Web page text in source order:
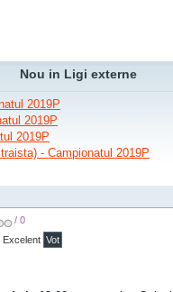
Nou in Ligi externe
2019P
2019P
2019P
- Campionatul 2019P
/ 0
Excelent